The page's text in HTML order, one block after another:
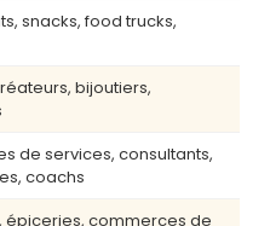
snacks, food trucks,
bijoutiers,
de services, consultants,
coachs
épiceries, commerces de